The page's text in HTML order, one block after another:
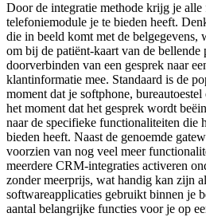
Door de integratie methode krijg je
telefoniemodule je te bieden heeft.
die in beeld komt met de
om bij de patiënt-kaart van de
doorverbinden van een gesprek naar
klantinformatie mee. Standaard is de
moment dat je softphone,
het moment dat het gesprek wordt
naar de specifieke functionaliteiten die
bieden heeft. Naast de genoemde
voorzien van nog veel meer
meerdere CRM-integraties activeren
zonder meerprijs, wat handig kan zijn
softwareapplicaties gebruikt binnen je
aantal belangrijke functies voor je op